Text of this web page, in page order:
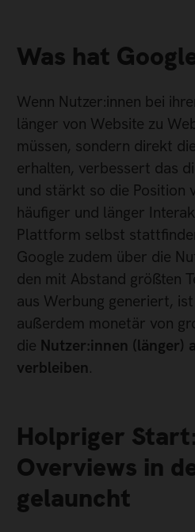
Was hat
Wenn Nutzer:innen bei
länger von Website zu
müssen, sondern direkt
erhalten, verbessert das
und stärkt so die Position
häufiger und länger
Plattform selbst
Google zudem über die
den mit Abstand größten
aus Werbung generiert,
außerdem monetär von
die Nutzer:innen (länger)
verbleiben.
Holpriger
Overviews in
gelauncht